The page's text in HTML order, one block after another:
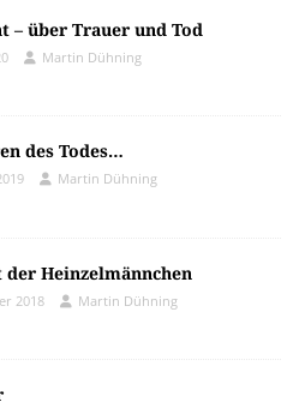
– über Trauer und Tod
Martin Dühning
des Todes…
Martin Dühning
Heinzelmännchen
2018 Martin Dühning